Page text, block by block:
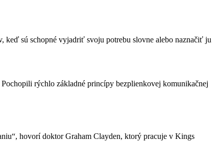
keď sú schopné vyjadriť svoju potrebu slovne alebo naznačiť ju
rýchlo základné princípy bezplienkovej komunikačnej
hovorí doktor Graham Clayden, ktorý pracuje v Kings